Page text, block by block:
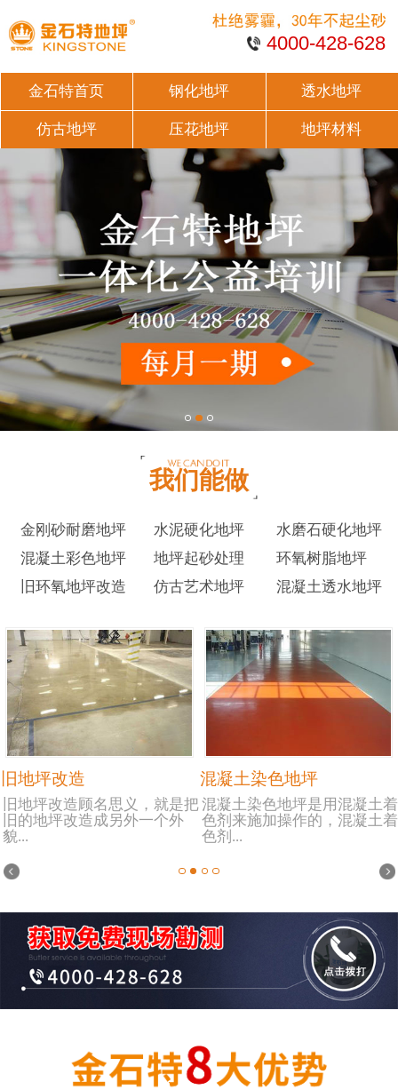
4000-428-628
金石特首页 钢化地坪 透水地坪
仿古地坪 压花地坪 地坪材料
我们能做
金刚砂耐磨地坪 水泥硬化地坪
水磨石硬化地坪
混凝土彩色地坪
地坪起砂处理
环氧树脂地坪
旧环氧地坪改造
仿古艺术地坪 混凝土透水地坪
旧地坪改造
旧地坪改造顾名思义，就是把
旧的地坪改造成另外一个外
貌...
混凝土染色地坪
混凝土染色地坪是用混凝土着
色剂来施加操作的，混凝土着
色剂...